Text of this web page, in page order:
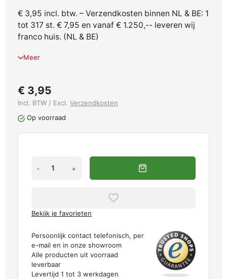
€ 3,95 incl. btw. – Verzendkosten binnen NL & BE: 1
tot 317 st. € 7,95 en vanaf € 1.250,-- leveren wij
franco huis. (NL & BE)
Meer
€ 3,95
Incl. BTW / Excl. Verzendkosten
Op voorraad
- +
Bekijk je favorieten
Persoonlijk contact telefonisch, per
e-mail en in onze showroom
Alle producten uit voorraad
leverbaar
Levertijd 1 tot 3 werkdagen